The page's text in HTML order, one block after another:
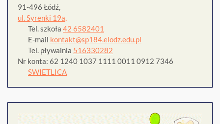
91-496 Łódź,
ul. Syrenki 19a,
Tel. szkoła 42 6582401
E-mail kontakt@sp184.elodz.edu.pl
Tel. pływalnia 516330282
Nr konta: 62 1240 1037 1111 0011 0912 7346
SWIETLICA